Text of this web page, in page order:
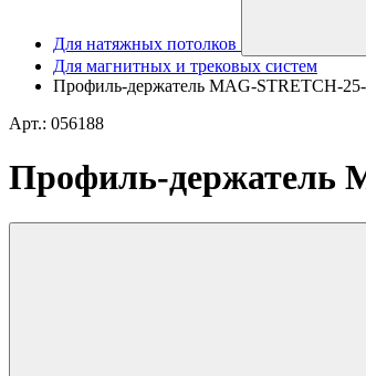
Для натяжных потолков
Для магнитных и трековых систем
Профиль-держатель MAG-STRETCH-
Арт.: 056188
Профиль-держатель